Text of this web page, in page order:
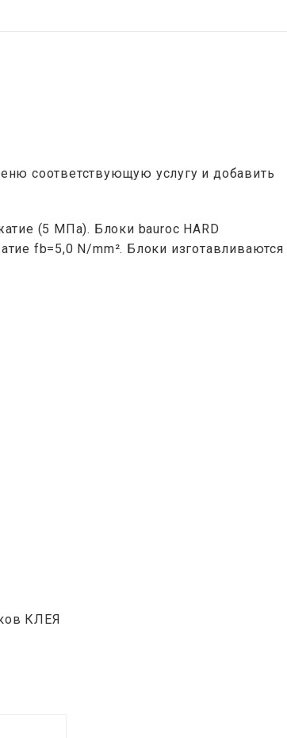
соответствующую услугу и добавить
(5 МПа). Блоки bauroc HARD
fb=5,0 N/mm². Блоки изготавливаются
КЛЕЯ